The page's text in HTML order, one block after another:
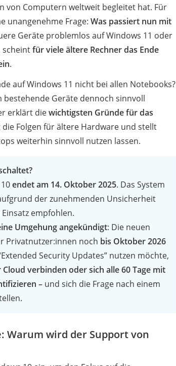
von Computern weltweit begleitet hat. Für
unangenehme Frage: Was passiert nun mit
Geräte problemlos auf Windows 11 oder
scheintfür viele ältere Rechner das Ende
.
auf Windows 11 nicht bei allen Notebooks?
bestehende Geräte dennoch sinnvoll
erklärt diewichtigsten Gründe für das
die Folgen für ältere Hardware und stellt
weiterhin sinnvoll nutzen lassen.
endet am 14. Oktober 2025. Das System
der zunehmenden Unsicherheit
empfohlen.
Umgehung angekündigt: Die neuen
Privatnutzer:innen noch bis Oktober 2026
Security Updates” nutzen möchte,
Cloud verbinden oder sich alle 60 Tage mit
– und sich die Frage nach einem
Warum wird der Support von